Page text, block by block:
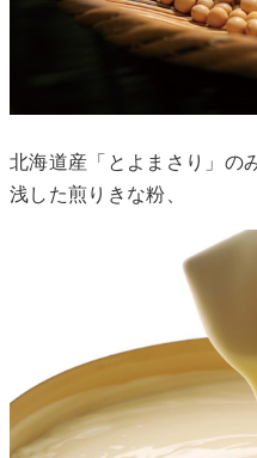
北海道産「とよまさり」の
浅した煎りきな粉、